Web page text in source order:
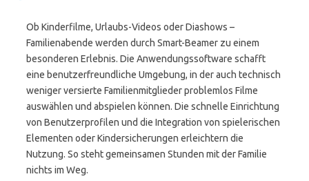
Ob Kinderfilme, Urlaubs-Videos oder Diashows –
Familienabende werden durch Smart-Beamer zu einem
besonderen Erlebnis. Die Anwendungssoftware schafft
eine benutzerfreundliche Umgebung, in der auch technisch
weniger versierte Familienmitglieder problemlos Filme
auswählen und abspielen können. Die schnelle Einrichtung
von Benutzerprofilen und die Integration von spielerischen
Elementen oder Kindersicherungen erleichtern die
Nutzung. So steht gemeinsamen Stunden mit der Familie
nichts im Weg.